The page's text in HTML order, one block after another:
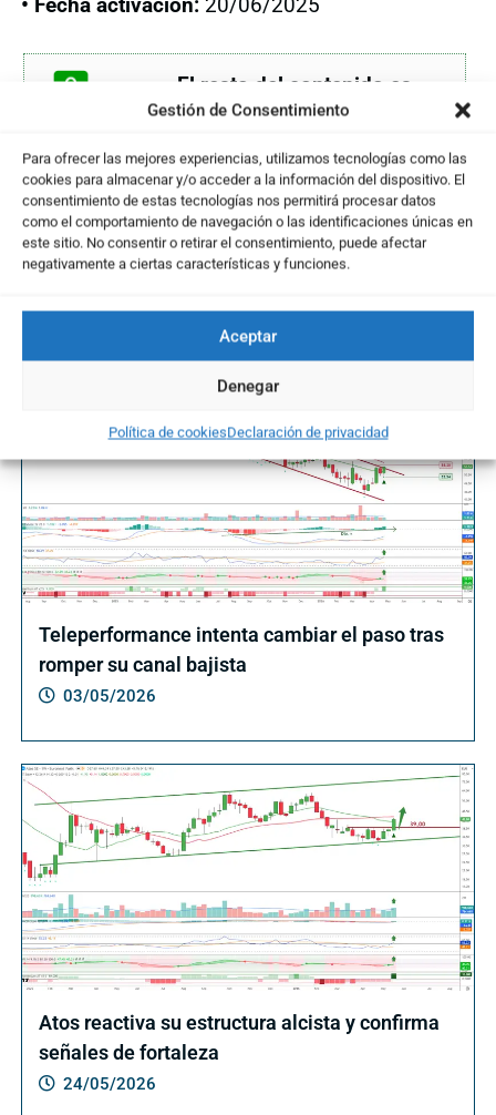
Gestión de Consentimiento
Para ofrecer las mejores experiencias, utilizamos tecnologías como las
cookies para almacenar y/o acceder a la información del dispositivo. El
consentimiento de estas tecnologías nos permitirá procesar datos
como el comportamiento de navegación o las identificaciones únicas en
este sitio. No consentir o retirar el consentimiento, puede afectar
negativamente a ciertas características y funciones.
Aceptar
Denegar
Política de cookiesDeclaración de privacidad
• Fecha activación: 20/06/2025
... El resto del contenido es
exclusivo para Usuarios Suscritos
Activa tu Plan aquí
y pasa a formar parte de
nuestra Comunidad de Inversores con acceso
completo a todos los contenidos
Te puede interesar ...
Teleperformance intenta cambiar el paso tras
romper su canal bajista
03/05/2026
Atos reactiva su estructura alcista y confirma
señales de fortaleza
24/05/2026